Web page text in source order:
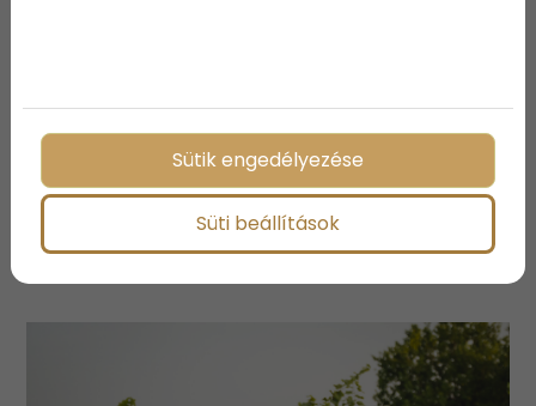
5 úti cél, amiért megéri elutazni
Szlovéniába
Sütik engedélyezése
Süti beállítások